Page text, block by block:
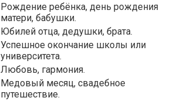
Рождение ребёнка, день рождения
матери, бабушки.
Юбилей отца, дедушки, брата.
Успешное окончание школы или
университета.
Любовь, гармония.
Медовый месяц, свадебное
путешествие.